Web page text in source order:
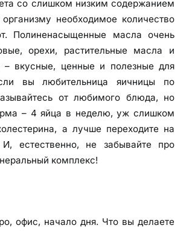
со слишком низким содержанием
необходимое количество
Полиненасыщенные масла очень
орехи, растительные масла и
– вкусные, ценные и полезные для
вы любительница яичницы по
от любимого блюда, но
– 4 яйца в неделю, уж слишком
а лучше переходите на
И, естественно, не забывайте про
комплекс!
офис, начало дня. Что вы делаете